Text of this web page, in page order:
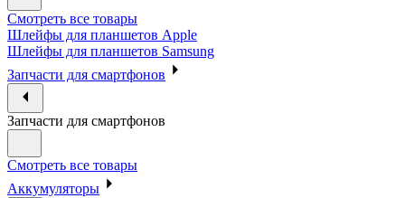
Смотреть все товары
Шлейфы для планшетов Apple
Шлейфы для планшетов Samsung
Запчасти для смартфонов
Запчасти для смартфонов
Смотреть все товары
Аккумуляторы